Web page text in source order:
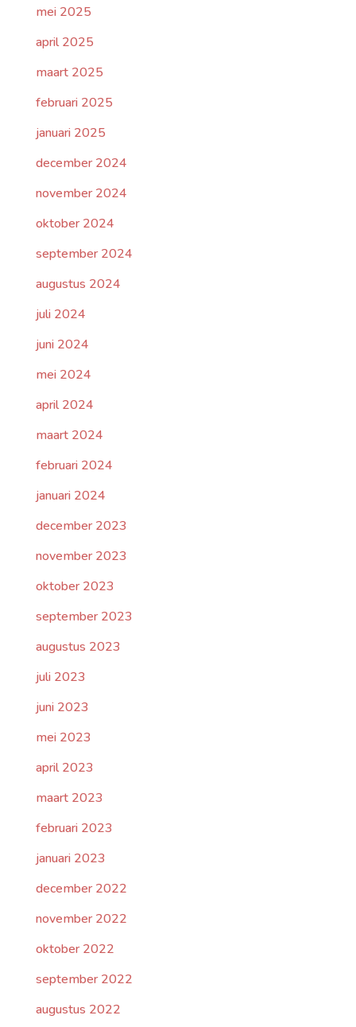
mei 2025
april 2025
maart 2025
februari 2025
januari 2025
december 2024
november 2024
oktober 2024
september 2024
augustus 2024
juli 2024
juni 2024
mei 2024
april 2024
maart 2024
februari 2024
januari 2024
december 2023
november 2023
oktober 2023
september 2023
augustus 2023
juli 2023
juni 2023
mei 2023
april 2023
maart 2023
februari 2023
januari 2023
december 2022
november 2022
oktober 2022
september 2022
augustus 2022